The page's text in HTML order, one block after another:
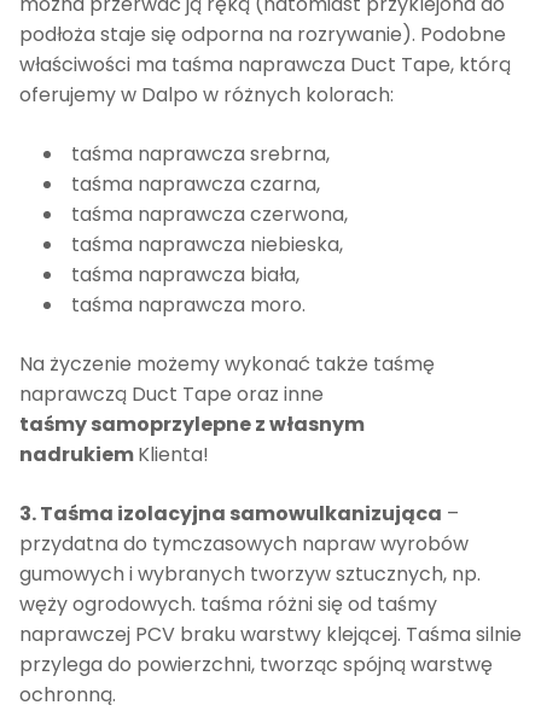
podłoża staje się odporna na rozrywanie). Podobne
właściwości ma taśma naprawcza Duct Tape, którą
oferujemy w Dalpo w różnych kolorach:
taśma naprawcza srebrna,
taśma naprawcza czarna,
taśma naprawcza czerwona,
taśma naprawcza niebieska,
taśma naprawcza biała,
taśma naprawcza moro.
Na życzenie możemy wykonać także taśmę
naprawczą Duct Tape oraz inne
taśmy samoprzylepnez własnym
nadrukiemKlienta!
3. Taśma izolacyjna samowulkanizująca –
przydatna do tymczasowych napraw wyrobów
gumowych i wybranych tworzyw sztucznych, np.
węży ogrodowych. taśma różni się od taśmy
naprawczej PCV braku warstwy klejącej. Taśma silnie
przylega do powierzchni, tworząc spójną warstwę
ochronną.